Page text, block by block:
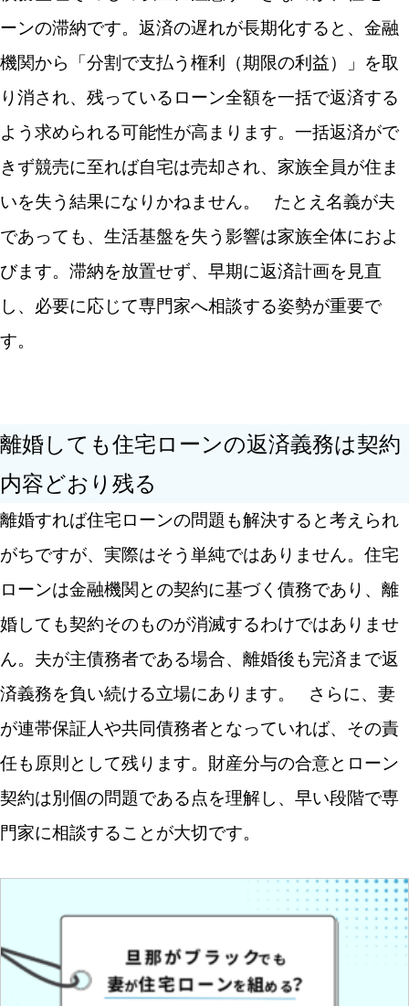
ーンの滞納です。返済の遅れが長期化すると、金融
機関から「分割で支払う権利（期限の利益）」を取
り消され、残っているローン全額を一括で返済する
よう求められる可能性が高まります。一括返済がで
きず競売に至れば自宅は売却され、家族全員が住ま
いを失う結果になりかねません。
たとえ名義が夫
であっても、生活基盤を失う影響は家族全体におよ
びます。滞納を放置せず、早期に返済計画を見直
し、必要に応じて専門家へ相談する姿勢が重要で
す。
離婚しても住宅ローンの返済義務は契約
内容どおり残る
離婚すれば住宅ローンの問題も解決すると考えられ
がちですが、実際はそう単純ではありません。住宅
ローンは金融機関との契約に基づく債務であり、離
婚しても契約そのものが消滅するわけではありませ
ん。夫が主債務者である場合、離婚後も完済まで返
済義務を負い続ける立場にあります。
さらに、妻
が連帯保証人や共同債務者となっていれば、その責
任も原則として残ります。財産分与の合意とローン
契約は別個の問題である点を理解し、早い段階で専
門家に相談することが大切です。